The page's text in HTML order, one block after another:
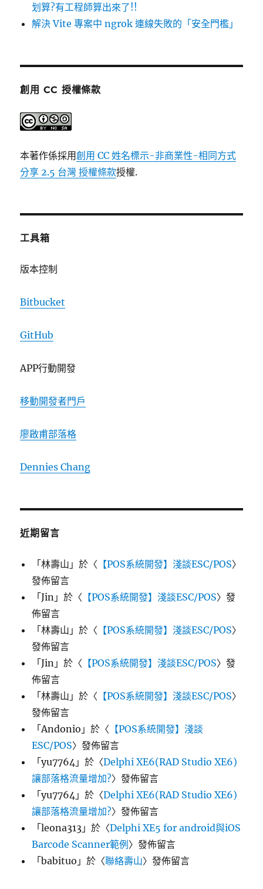
划算?有工程師算出來了!!
解決 Vite 專案中 ngrok 連線失敗的「安全門檻」
創用 CC 授權條款
本著作係採用創用 CC 姓名標示-非商業性-相同方式
分享 2.5 台灣 授權條款授權.
工具箱
版本控制
Bitbucket
GitHub
APP行動開發
移動開發者門戶
廖啟甫部落格
Dennies Chang
近期留言
「林壽山 」於〈 【POS系統開發】淺談ESC/POS〉
發佈留言
「Jin 」於〈 【POS系統開發】淺談ESC/POS〉發
佈留言
「林壽山 」於〈 【POS系統開發】淺談ESC/POS〉
發佈留言
「Jin 」於〈 【POS系統開發】淺談ESC/POS〉發
佈留言
「林壽山 」於〈 【POS系統開發】淺談ESC/POS〉
發佈留言
「Andonio 」於〈 【POS系統開發】淺談
ESC/POS〉發佈留言
「yu7764 」於〈Delphi XE6(RAD Studio XE6)
讓部落格流量增加?〉發佈留言
「yu7764 」於〈Delphi XE6(RAD Studio XE6)
讓部落格流量增加?〉發佈留言
「leona313 」於〈Delphi XE5 for android與iOS
Barcode Scanner範例〉發佈留言
「babituo 」於〈聯絡壽山〉發佈留言